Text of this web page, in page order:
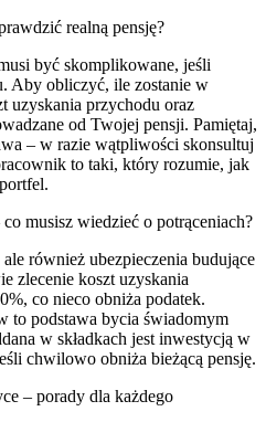
realną pensję?
być skomplikowane, jeśli
Aby obliczyć, ile zostanie w
uzyskania przychodu oraz
od Twojej pensji. Pamiętaj,
– w razie wątpliwości skonsultuj
to taki, który rozumie, jak
musisz wiedzieć o potrąceniach?
również ubezpieczenia budujące
zlecenie koszt uzyskania
co nieco obniża podatek.
to podstawa bycia świadomym
w składkach jest inwestycją w
chwilowo obniża bieżącą pensję.
– porady dla każdego